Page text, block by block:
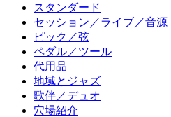
スタンダード
セッション／ライブ／音源
ピック／弦
ペダル／ツール
代用品
地域とジャズ
歌伴／デュオ
穴場紹介